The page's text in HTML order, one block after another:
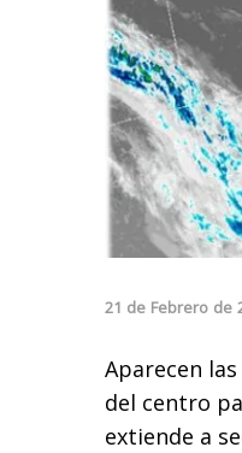
21 de Febrero de
Aparecen
del centro
extiende a